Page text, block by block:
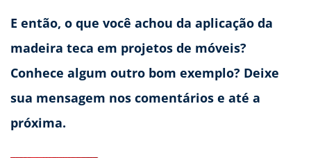
E então, o que você achou da aplicação da
madeira teca em projetos de móveis?
Conhece algum outro bom exemplo? Deixe
sua mensagem nos comentários e até a
próxima.